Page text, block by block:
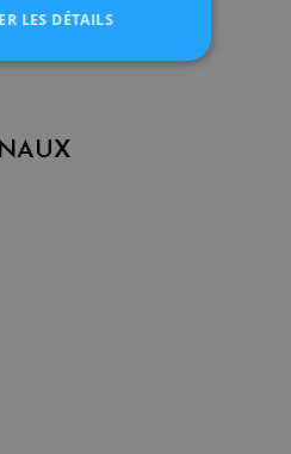
LES DÉTAILS